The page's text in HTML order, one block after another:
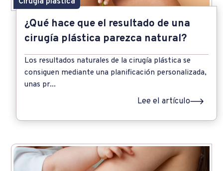
¿Qué hace que el resultado de una
cirugía plástica parezca natural?
Los resultados naturales de la cirugía plástica se
consiguen mediante una planificación personalizada,
unas pr...
Lee el artículo